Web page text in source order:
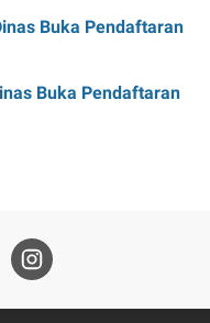
Buka Pendaftaran
Buka Pendaftaran